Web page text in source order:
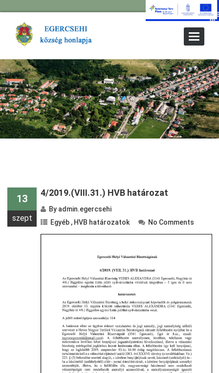
Toggle
13
szept
4/2019.(VIII.31.) HVB határozat
By admin.egercsehi
Egyéb , HVB határozatok No Comments